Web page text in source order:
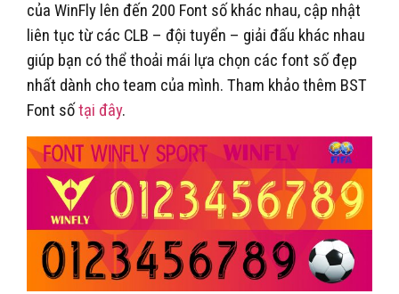
của WinFly lên đến 200 Font số khác nhau, cập nhật
liên tục từ các CLB – đội tuyển – giải đấu khác nhau
giúp bạn có thể thoải mái lựa chọn các font số đẹp
nhất dành cho team của mình. Tham khảo thêm BST
Font sốtại đây.